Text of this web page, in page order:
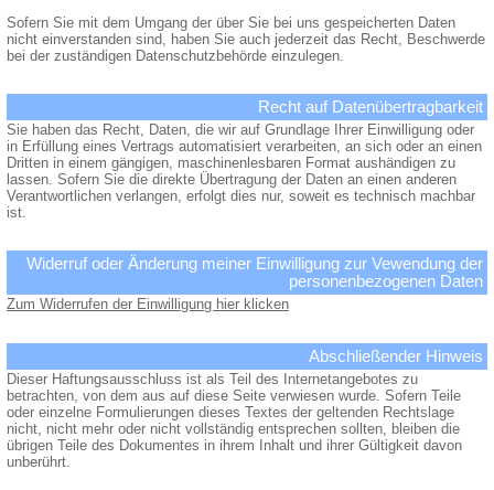
Sofern Sie mit dem Umgang der über Sie bei uns gespeicherten Daten
nicht einverstanden sind, haben Sie auch jederzeit das Recht, Beschwerde
bei der zuständigen Datenschutzbehörde einzulegen.
Recht auf Datenübertragbarkeit
Sie haben das Recht, Daten, die wir auf Grundlage Ihrer Einwilligung oder
in Erfüllung eines Vertrags automatisiert verarbeiten, an sich oder an einen
Dritten in einem gängigen, maschinenlesbaren Format aushändigen zu
lassen. Sofern Sie die direkte Übertragung der Daten an einen anderen
Verantwortlichen verlangen, erfolgt dies nur, soweit es technisch machbar
ist.
Widerruf oder Änderung meiner Einwilligung zur Vewendung der
personenbezogenen Daten
Zum Widerrufen der Einwilligung hier klicken
Abschließender Hinweis
Dieser Haftungsausschluss ist als Teil des Internetangebotes zu
betrachten, von dem aus auf diese Seite verwiesen wurde. Sofern Teile
oder einzelne Formulierungen dieses Textes der geltenden Rechtslage
nicht, nicht mehr oder nicht vollständig entsprechen sollten, bleiben die
übrigen Teile des Dokumentes in ihrem Inhalt und ihrer Gültigkeit davon
unberührt.